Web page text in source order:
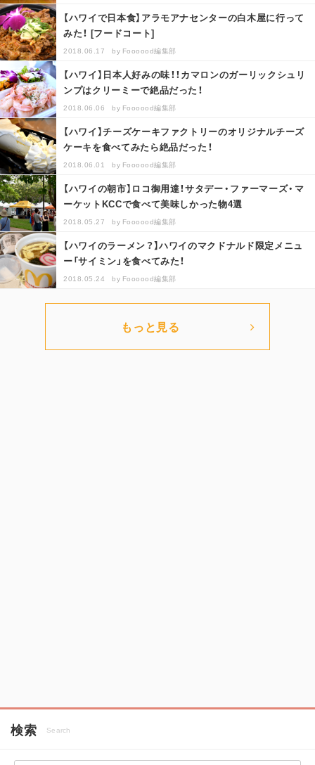
【ハワイで日本食】アラモアナセンターの白木屋に行って
みた！ [フードコート]
2018.06.17 by Foooood編集部
【ハワイ】日本人好みの味！！カマロンのガーリックシュリ
ンプはクリーミーで絶品だった！
2018.06.06 by Foooood編集部
【ハワイ】チーズケーキファクトリーのオリジナルチーズ
ケーキを食べてみたら絶品だった！
2018.06.01 by Foooood編集部
【ハワイの朝市】ロコ御用達！サタデー・ファーマーズ・マ
ーケットKCCで食べて美味しかった物4選
2018.05.27 by Foooood編集部
【ハワイのラーメン？】ハワイのマクドナルド限定メニュ
ー「サイミン」を食べてみた！
2018.05.24 by Foooood編集部
もっと見る
検索 Search